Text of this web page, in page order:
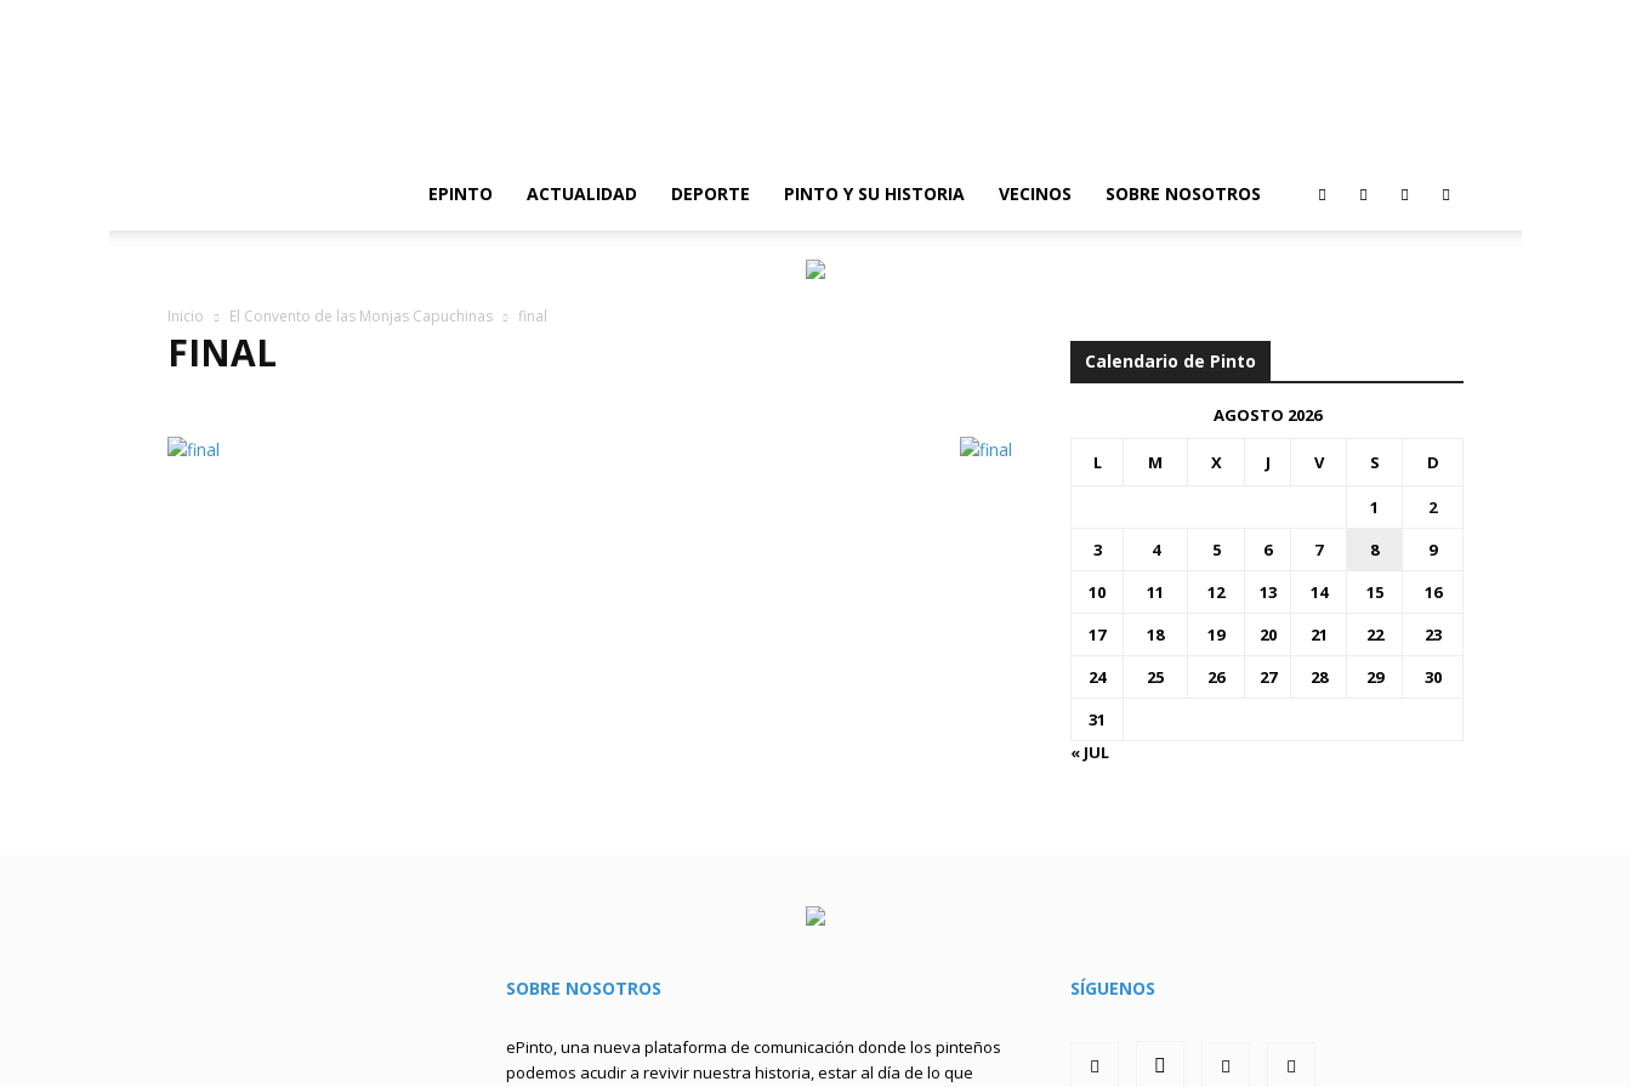
EPINTO
ACTUALIDAD DEPORTE PINTO Y SU HISTORIA VECINOS SOBRE NOSOTROS
Inicio El Convento de las Monjas Capuchinas final
FINAL Calendario de Pinto
AGOSTO 2026
L M X J V S D
1
2
3
4 5 6 7 8
9
10
11 12 13 14 15
16
17
18 19 20 21 22
23
24
25 26 27 28 29
30
31
« JUL
SOBRE NOSOTROS
ePinto, una nueva plataforma de comunicación donde los pinteños
podemos acudir a revivir nuestra historia, estar al día de lo que
SÍGUENOS